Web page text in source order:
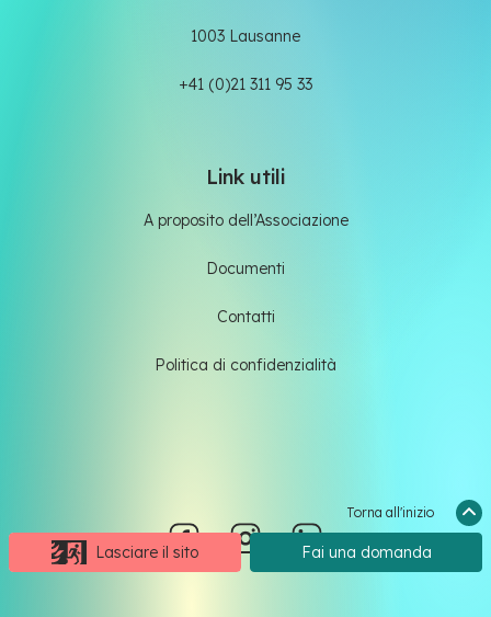
Lasciare il sito Fai una domanda
Torna all'inizio
1003 Lausanne
+41 (0)21 311 95 33
Link utili
A proposito dell’Associazione
Documenti
Contatti
Politica di confidenzialità